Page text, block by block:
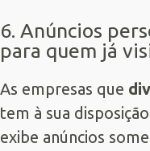
6. Anúncios
para quem já
As empresas que
tem à sua
exibe anúncios